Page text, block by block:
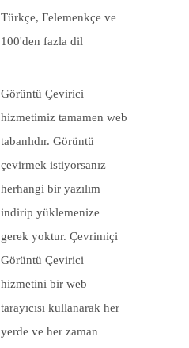
Türkçe, Felemenkçe ve
100'den fazla dil
Görüntü Çevirici
hizmetimiz tamamen web
tabanlıdır. Görüntü
çevirmek istiyorsanız
herhangi bir yazılım
indirip yüklemenize
gerek yoktur. Çevrimiçi
Görüntü Çevirici
hizmetini bir web
tarayıcısı kullanarak her
yerde ve her zaman